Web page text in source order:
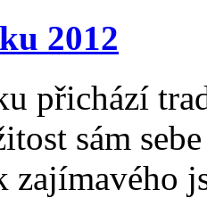
2012
přichází
sám